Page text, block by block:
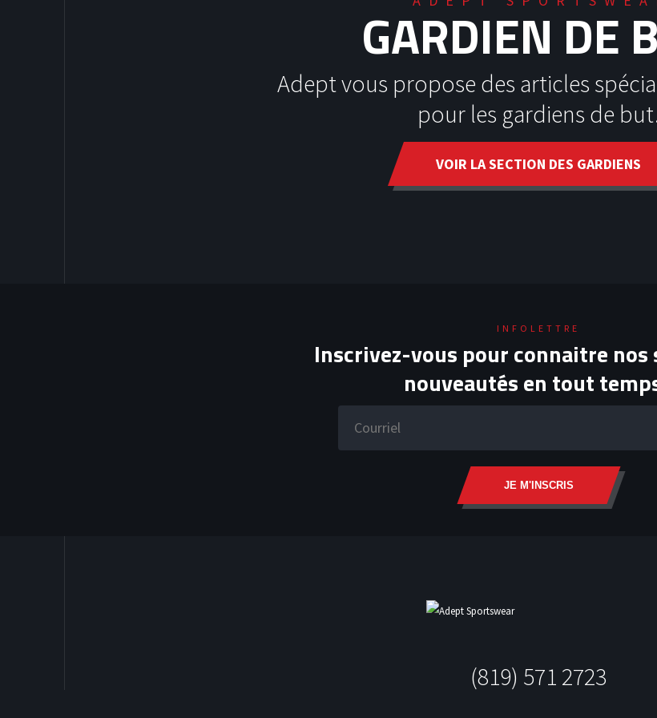
GARDIEN DE
Adept vous propose des articles
pour les gardiens de
VOIR LA SECTION DES GARDIENS
INFOLETTRE
Inscrivez-vous pour connaitre nos
nouveautés en tout
JE M'INSCRIS
(819) 571 2723